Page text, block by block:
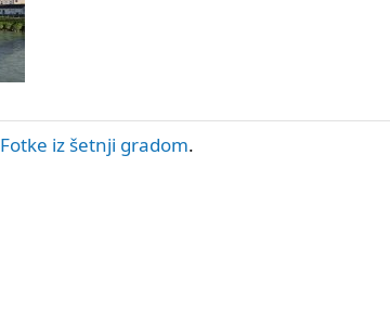
Fotke iz šetnji gradom.